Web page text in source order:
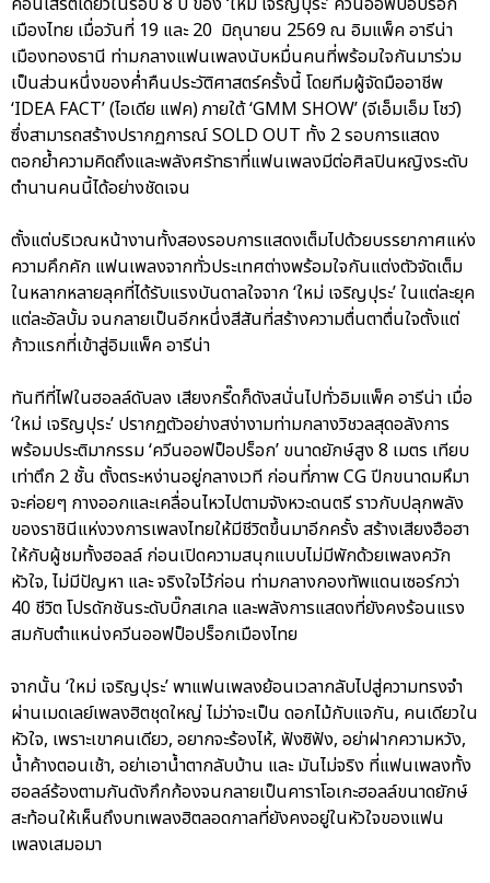
เมืองไทย เมื่อวันที่ 19 และ 20 มิถุนายน 2569 ณ อิมแพ็ค อารีน่า
เมืองทองธานี ท่ามกลางแฟนเพลงนับหมื่นคนที่พร้อมใจกันมาร่วม
เป็นส่วนหนึ่งของค่ำคืนประวัติศาสตร์ครั้งนี้ โดยทีมผู้จัดมืออาชีพ
‘IDEA FACT’ (ไอเดีย แฟค) ภายใต้ ‘GMM SHOW’ (จีเอ็มเอ็ม โชว์)
ซึ่งสามารถสร้างปรากฏการณ์ SOLD OUT ทั้ง 2 รอบการแสดง
ตอกย้ำความคิดถึงและพลังศรัทธาที่แฟนเพลงมีต่อศิลปินหญิงระดับ
ตำนานคนนี้ได้อย่างชัดเจน
ตั้งแต่บริเวณหน้างานทั้งสองรอบการแสดงเต็มไปด้วยบรรยากาศแห่ง
ความคึกคัก แฟนเพลงจากทั่วประเทศต่างพร้อมใจกันแต่งตัวจัดเต็ม
ในหลากหลายลุคที่ได้รับแรงบันดาลใจจาก ‘ใหม่ เจริญปุระ’ ในแต่ละยุค
แต่ละอัลบั้ม จนกลายเป็นอีกหนึ่งสีสันที่สร้างความตื่นตาตื่นใจตั้งแต่
ก้าวแรกที่เข้าสู่อิมแพ็ค อารีน่า
ทันทีที่ไฟในฮอลล์ดับลง เสียงกรี๊ดก็ดังสนั่นไปทั่วอิมแพ็ค อารีน่า เมื่อ
‘ใหม่ เจริญปุระ’ ปรากฏตัวอย่างสง่างามท่ามกลางวิชวลสุดอลังการ
พร้อมประติมากรรม ‘ควีนออฟป็อปร็อก’ ขนาดยักษ์สูง 8 เมตร เทียบ
เท่าตึก 2 ชั้น ตั้งตระหง่านอยู่กลางเวที ก่อนที่ภาพ CG ปีกขนาดมหึมา
จะค่อยๆ กางออกและเคลื่อนไหวไปตามจังหวะดนตรี ราวกับปลุกพลัง
ของราชินีแห่งวงการเพลงไทยให้มีชีวิตขึ้นมาอีกครั้ง สร้างเสียงฮือฮา
ให้กับผู้ชมทั้งฮอลล์ ก่อนเปิดความสนุกแบบไม่มีพักด้วยเพลงควัก
หัวใจ, ไม่มีปัญหา และ จริงใจไว้ก่อน ท่ามกลางกองทัพแดนเซอร์กว่า
40 ชีวิต โปรดักชันระดับบิ๊กสเกล และพลังการแสดงที่ยังคงร้อนแรง
สมกับตำแหน่งควีนออฟป็อปร็อกเมืองไทย
จากนั้น ‘ใหม่ เจริญปุระ’ พาแฟนเพลงย้อนเวลากลับไปสู่ความทรงจำ
ผ่านเมดเลย์เพลงฮิตชุดใหญ่ ไม่ว่าจะเป็น ดอกไม้กับแจกัน, คนเดียวใน
หัวใจ, เพราะเขาคนเดียว, อยากจะร้องไห้, ฟังซิฟัง, อย่าฝากความหวัง,
น้ำค้างตอนเช้า, อย่าเอาน้ำตากลับบ้าน และ มันไม่จริง ที่แฟนเพลงทั้ง
ฮอลล์ร้องตามกันดังกึกก้องจนกลายเป็นคาราโอเกะฮอลล์ขนาดยักษ์
สะท้อนให้เห็นถึงบทเพลงฮิตลอดกาลที่ยังคงอยู่ในหัวใจของแฟน
เพลงเสมอมา